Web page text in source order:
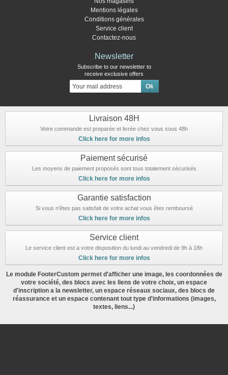
Mentions légales
Conditions générales
Service client
Contactez-nous
Newsletter
Subscribe to our newsletter to
receive exclusive offers
Livraison 48H
Votre commande est preparée et livrée chez vous sous 48h
Click here for more infos
Paiement sécurisé
Les moyens de paiement proposés sont tous totalement sécurisés
Click here for more infos
Garantie satisfaction
Si vous n'êtes pas satisfait de votre achat vous êtes remboursé
Click here for more infos
Service client
Le service client est a votre disposition du lundi au vendredi de 9h à 18h
Click here for more infos
Le module FooterCustom permet d'afficher une image, les coordonnées de
votre société, des blocs avec les liens de votre choix, un espace
d'inscription a la newsletter, un espace réseaux sociaux, des blocs de
réassurance et un espace contenant tout type d'informations (images,
textes, liens...)